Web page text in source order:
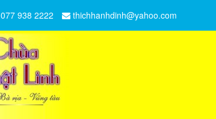
077 938 2222 thichhanhdinh@yahoo.com